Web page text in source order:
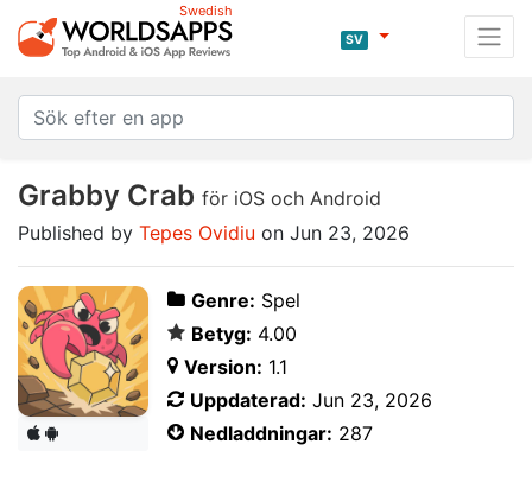
Swedish
SV
Grabby Crab för iOS och Android
Published by Tepes Ovidiu on Jun 23, 2026
Genre: Spel
Betyg: 4.00
Version: 1.1
Uppdaterad: Jun 23, 2026
Nedladdningar: 287